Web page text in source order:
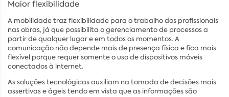
Maior flexibilidade
A mobilidade traz flexibilidade para o trabalho dos profissionais
nas obras, já que possibilita o gerenciamento de processos a
partir de qualquer lugar e em todos os momentos. A
comunicação não depende mais de presença física e fica mais
flexível porque requer somente o uso de dispositivos móveis
conectados à internet.
As soluções tecnológicas auxiliam na tomada de decisões mais
assertivas e ágeis tendo em vista que as informações são